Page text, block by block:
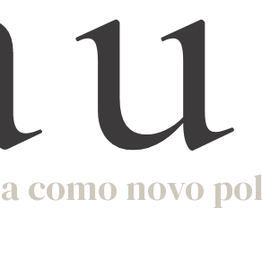
como novo